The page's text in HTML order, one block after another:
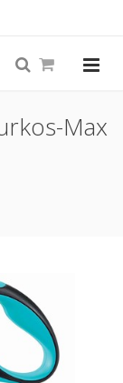
Max